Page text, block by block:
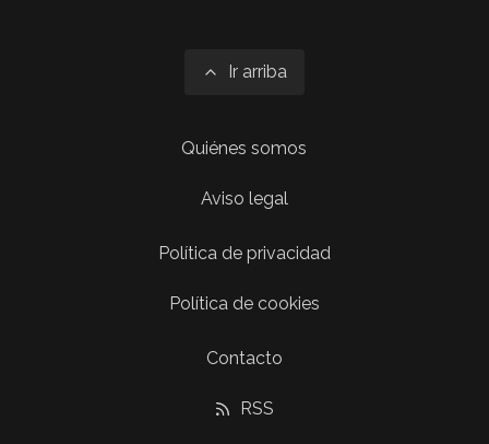
Ir arriba
Quiénes somos
Aviso legal
Política de privacidad
Política de cookies
Contacto
RSS